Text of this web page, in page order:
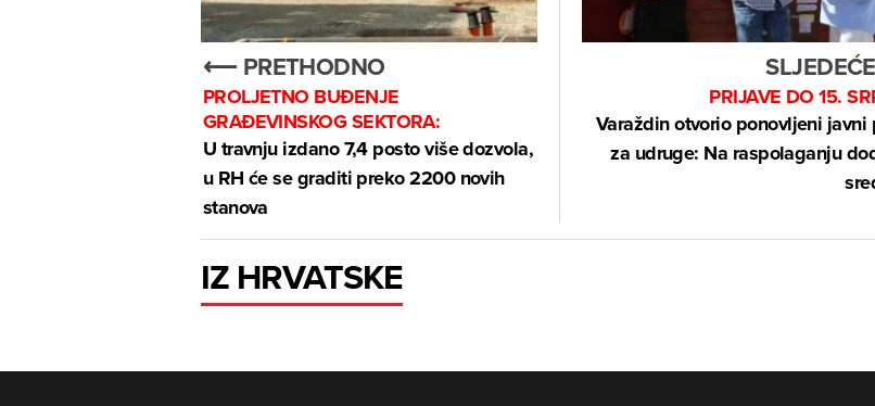
⟵ PRETHODNO
PROLJETNO BUĐENJE
GRAĐEVINSKOG SEKTORA:
U travnju izdano 7,4 posto više dozvola,
u RH će se graditi preko 2200 novih
stanova
PRIJAVE DO 15.
Varaždin otvorio ponovljeni javni
za udruge: Na raspolaganju
IZ HRVATSKE